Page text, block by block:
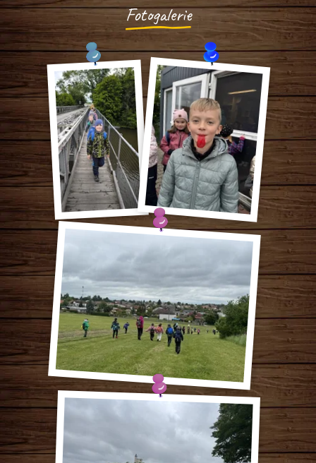
Fotogalerie